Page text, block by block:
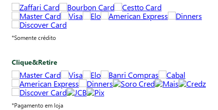
*Somente crédito
Clique&Retire
*Pagamento em loja